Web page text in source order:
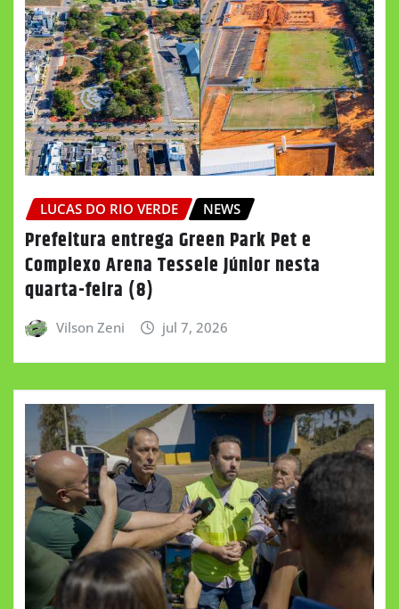
LUCAS DO RIO VERDE NEWS
Prefeitura entrega Green Park Pet e
Complexo Arena Tessele Júnior nesta
quarta-feira (8)
Vilson Zeni jul 7, 2026